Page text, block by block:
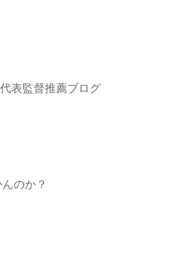
表監督推薦ブログ
のか？